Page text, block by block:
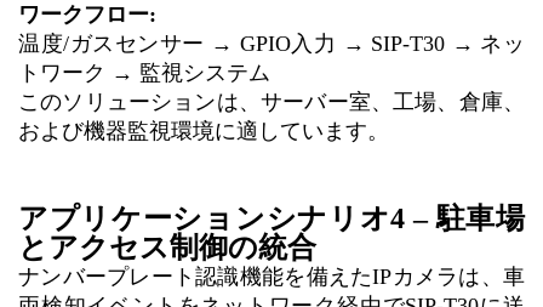
ワークフロー:
温度/ガスセンサー → GPIO入力 → SIP-T30 → ネッ
トワーク → 監視システム
このソリューションは、サーバー室、工場、倉庫、
および機器監視環境に適しています。
アプリケーションシナリオ4 – 駐車場
とアクセス制御の統合
ナンバープレート認識機能を備えたIPカメラは、車